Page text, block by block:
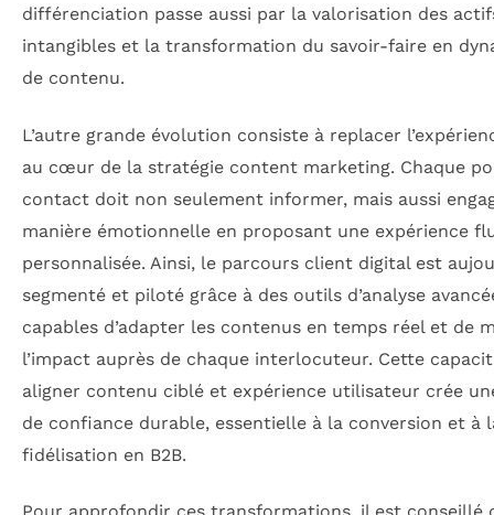
différenciation passe aussi par la valorisation des
intangibles et la transformation du savoir-faire en
de contenu.
L’autre grande évolution consiste à replacer
au cœur de la stratégie content marketing. Chaque
contact doit non seulement informer, mais aussi
manière émotionnelle en proposant une expérience
personnalisée. Ainsi, le parcours client digital est
segmenté et piloté grâce à des outils d’analyse
capables d’adapter les contenus en temps réel et de
l’impact auprès de chaque interlocuteur. Cette
aligner contenu ciblé et expérience utilisateur crée
de confiance durable, essentielle à la conversion et à
fidélisation en B2B.